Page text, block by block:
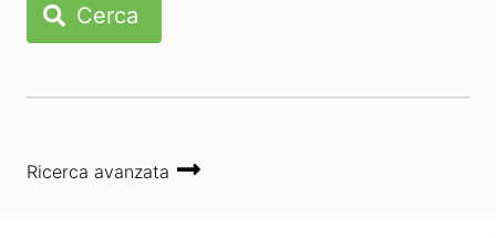
Cerca
Ricerca avanzata